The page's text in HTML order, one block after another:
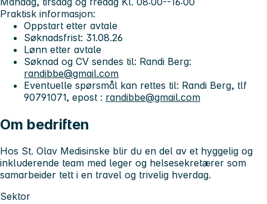
Praktisk informasjon:
Oppstart etter avtale
Søknadsfrist: 31.08.26
Lønn etter avtale
Søknad og CV sendes til: Randi Berg:
randibbe@gmail.com
Eventuelle spørsmål kan rettes til: Randi Berg, tlf
90791071, epost : randibbe@gmail.com
Om bedriften
Hos St. Olav Medisinske blir du en del av et hyggelig og
inkluderende team med leger og helsesekretærer som
samarbeider tett i en travel og trivelig hverdag.
Sektor